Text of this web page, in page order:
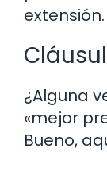
extensión.
¿Alguna
«mejor
Bueno,